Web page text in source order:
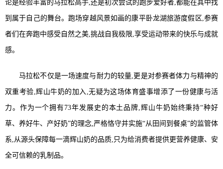
论是经验丰富的马拉松高手,还是初次尝试的跑步爱好者,都能在其中找
到属于自己的舞台。跑场穿越风景如画的康平卧龙湖旅游度假区,参赛
者们在奔跑中感受自然之美,挑战自我极限,享受运动带来的快乐与成就
感。
马拉松不仅是一场速度与耐力的较量,更是对参赛者体力与精神的
双重考验,辉山牛奶的加入,无疑为这场体育盛事增添了一份健康与活
力。作为一个拥有73年发展史的本土品牌,辉山牛奶始终秉持“种好
草、养好牛、产好奶”的理念,严格恪守并实施“从田间到餐桌”的监管体
系,从源头保障每一滴辉山奶的品质,只为给消费者提供更营养健康、安
全可信赖的乳制品。